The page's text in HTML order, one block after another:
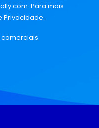
. Para mais
Privacidade.